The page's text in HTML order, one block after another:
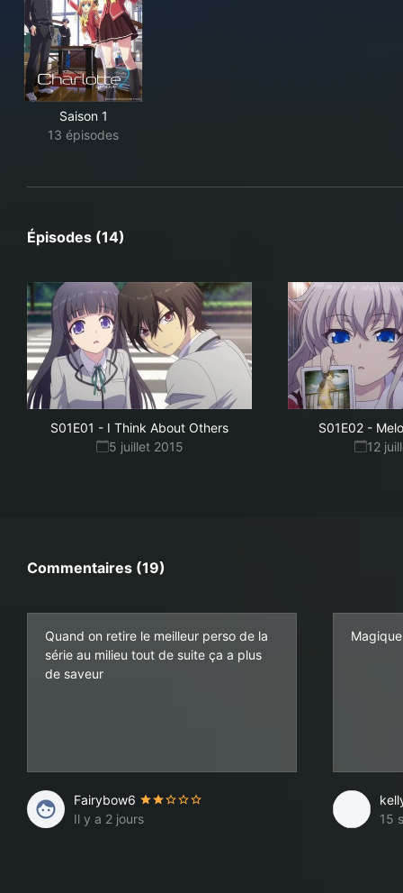
Saison 1
13 épisodes
Épisodes (14)
S01E01 - I Think About Others
5 juillet 2015
S01E02-
12
Commentaires (19)
Quand on retire le meilleur perso de la
série au milieu tout de suite ça a plus
de saveur
Fairybow6
Il y a 2 jours
Magique
15